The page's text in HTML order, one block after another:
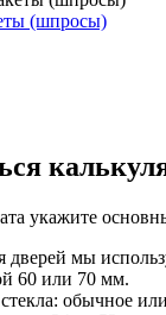
(шпросы)
укажите
дверей мы
60 или 70 мм.
обычное или